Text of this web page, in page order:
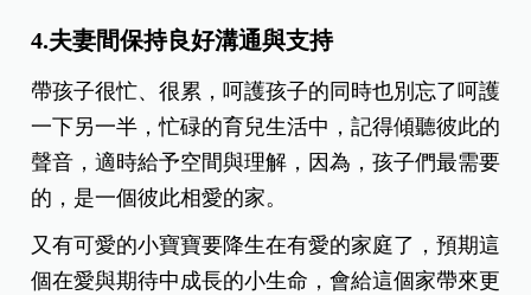
4.夫妻間保持良好溝通與支持
帶孩子很忙、很累，呵護孩子的同時也別忘了呵護
一下另一半，忙碌的育兒生活中，記得傾聽彼此的
聲音，適時給予空間與理解，因為，孩子們最需要
的，是一個彼此相愛的家。
又有可愛的小寶寶要降生在有愛的家庭了，預期這
個在愛與期待中成長的小生命，會給這個家帶來更